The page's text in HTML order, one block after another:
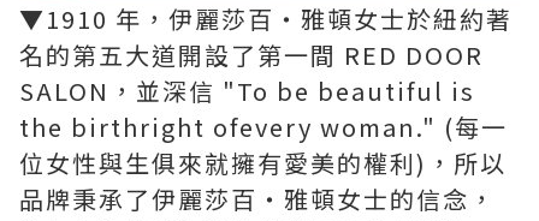
▼1910 年，伊麗莎百‧雅頓女士於紐約著
名的第五大道開設了第一間 RED DOOR
SALON，並深信 "To be beautiful is
the birthright ofevery woman." (每一
位女性與生俱來就擁有愛美的權利)，所以
品牌秉承了伊麗莎百‧雅頓女士的信念，